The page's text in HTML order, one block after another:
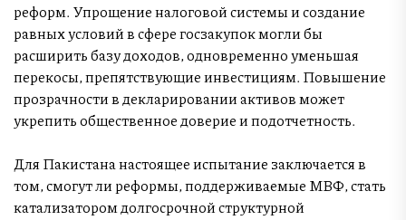
реформ. Упрощение налоговой системы и создание
равных условий в сфере госзакупок могли бы
расширить базу доходов, одновременно уменьшая
перекосы, препятствующие инвестициям. Повышение
прозрачности в декларировании активов может
укрепить общественное доверие и подотчетность.
Для Пакистана настоящее испытание заключается в
том, смогут ли реформы, поддерживаемые МВФ, стать
катализатором долгосрочной структурной